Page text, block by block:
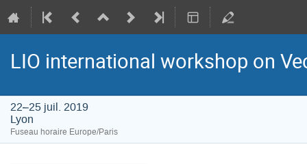
LIO international workshop on
22–25 juil. 2019
Lyon
Fuseau horaire Europe/Paris